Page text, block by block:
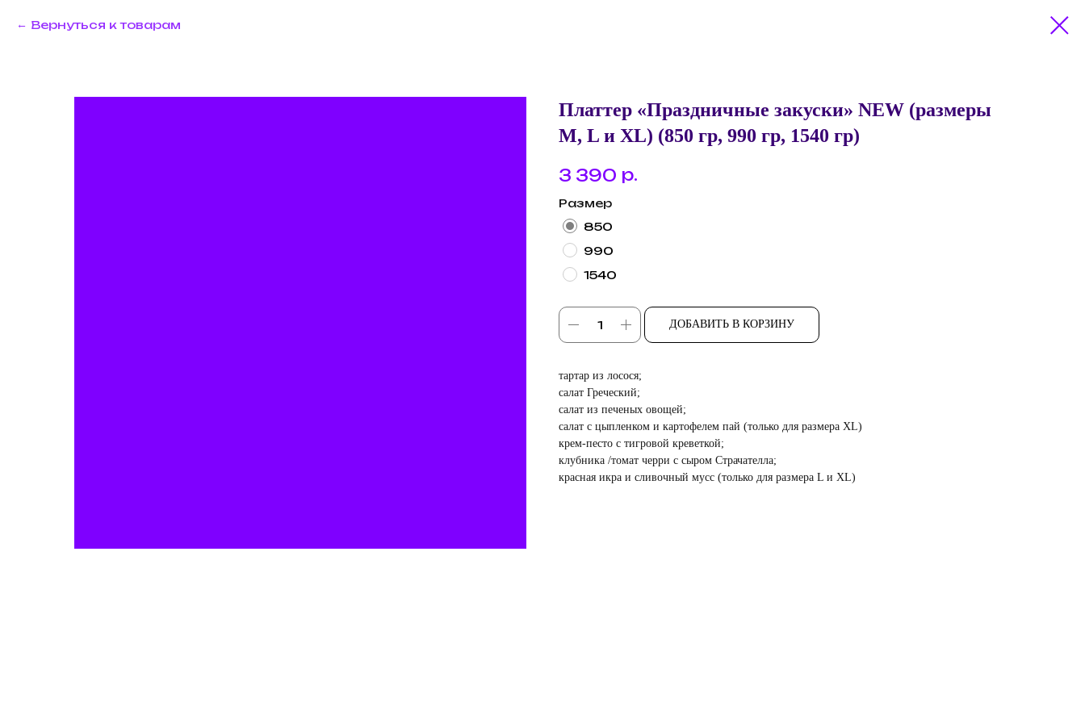
Вернуться к товарам
Платтер «Праздничные закуски» NEW (размеры
М, L и XL) (850 гр, 990 гр, 1540 гр)
3 390 р.
Размер
850
990
1540
ДОБАВИТЬ В КОРЗИНУ
тартар из лосося;
салат Греческий;
салат из печеных овощей;
салат с цыпленком и картофелем пай (только для размера XL)
крем-песто с тигровой креветкой;
клубника /томат черри с сыром Страчателла;
красная икра и сливочный мусс (только для размера L и XL)